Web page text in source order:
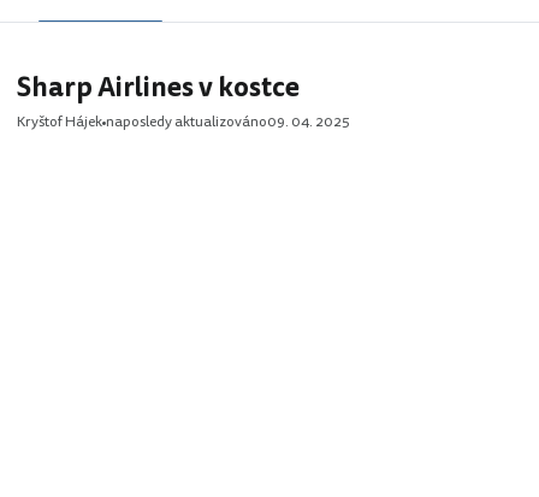
Sharp Airlines v kostce
Kryštof Hájek naposledy aktualizováno09. 04. 2025